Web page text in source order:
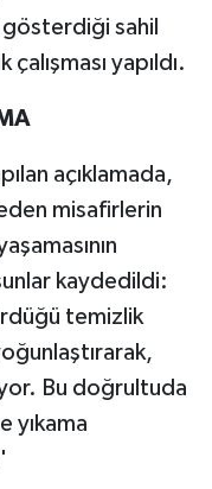
sahil
yapıldı.
açıklamada,
misafirlerin
kaydedildi:
temizlik
Bu doğrultuda
yıkama